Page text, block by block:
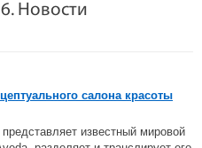
Новости
салона красоты
известный мировой